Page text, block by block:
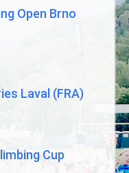
Open Brno
Laval (FRA)
Cup